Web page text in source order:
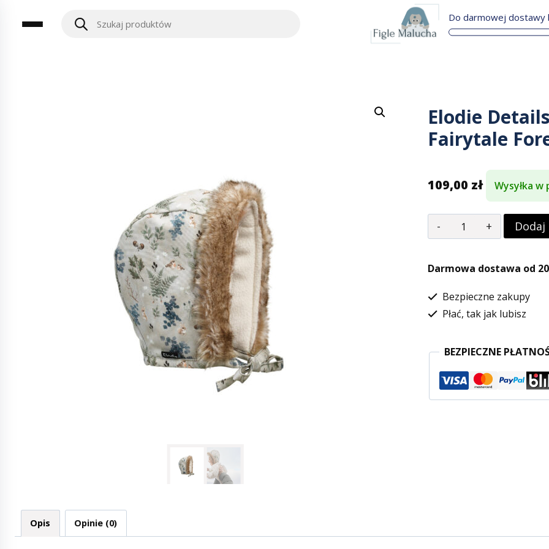
Do darmowej dostawy
Elodie
Fairytale
109,00 zł Wysyłka w
Darmowa dostawa od
Bezpieczne zakupy
Płać, tak jak lubisz
BEZPIECZNE
Opis Opinie (0)